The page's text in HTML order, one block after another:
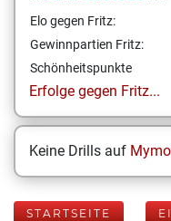
Elo gegen Fritz:
Gewinnpartien Fritz:
Schönheitspunkte
Erfolge gegen Fritz...
Keine Drills auf
STARTSEITE